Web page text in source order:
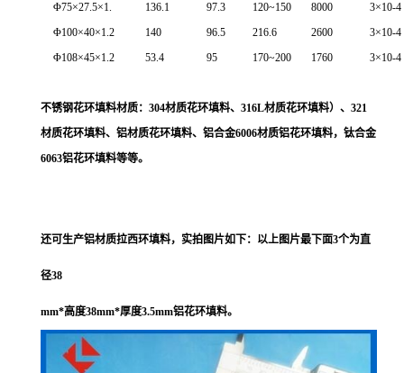
Φ75×27.5×1.
136.1 97.3 120~150 8000
3×10-4
Φ100×40×1.2
140 96.5 216.6 2600
3×10-4
Φ108×45×1.2
53.4 95 170~200 1760 3×10-4
不锈钢花环填料材质：304材质花环填料、316L材质花环填料）、321
材质花环填料、铝材质花环填料、铝合金6006材质铝花环填料，钛合金
6063铝花环填料等等。
还可生产铝材质拉西环填料，实拍图片如下：以上图片最下面3个为直
径38
mm*高度38mm*厚度3.5mm铝花环填料。